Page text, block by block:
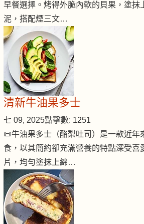
早餐選擇。烤得外脆內軟的貝果，塗抹
泥，搭配煙三文…
清新牛油果多士
七 09, 2025點擊數: 1251
📜牛油果多士（酪梨吐司）是一款近年
食，以其簡約卻充滿營養的特點深受喜
片，均勻塗抹上綿…